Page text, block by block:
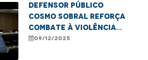
Defensor Público
Cosmo Sobral reforça
combate à violência
contra idosos no
09/12/2025